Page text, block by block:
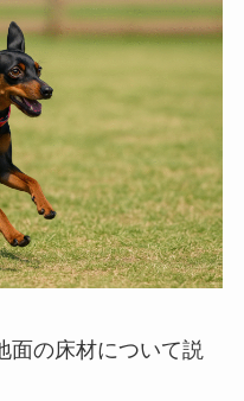
面の床材について説